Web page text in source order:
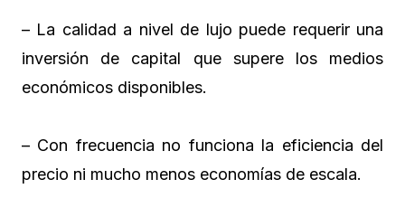
– La calidad a nivel de lujo puede requerir una
inversión de capital que supere los medios
económicos disponibles.
– Con frecuencia no funciona la eficiencia del
precio ni mucho menos economías de escala.